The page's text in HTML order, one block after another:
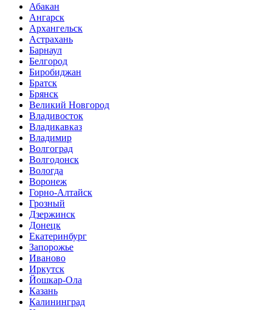
Абакан
Ангарск
Архангельск
Астрахань
Барнаул
Белгород
Биробиджан
Братск
Брянск
Великий Новгород
Владивосток
Владикавказ
Владимир
Волгоград
Волгодонск
Вологда
Воронеж
Горно-Алтайск
Грозный
Дзержинск
Донецк
Екатеринбург
Запорожье
Иваново
Иркутск
Йошкар-Ола
Казань
Калининград